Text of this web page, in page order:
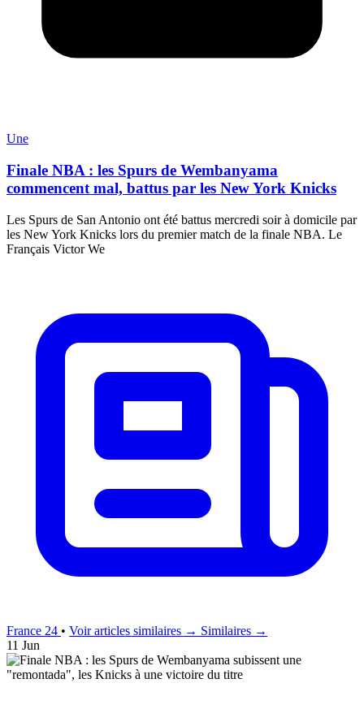
Une
Finale NBA : les Spurs de Wembanyama
commencent mal, battus par les New York Knicks
Les Spurs de San Antonio ont été battus mercredi soir à domicile par
les New York Knicks lors du premier match de la finale NBA. Le
Français Victor We
France 24 • Voir articles similaires → Similaires →
11 Jun